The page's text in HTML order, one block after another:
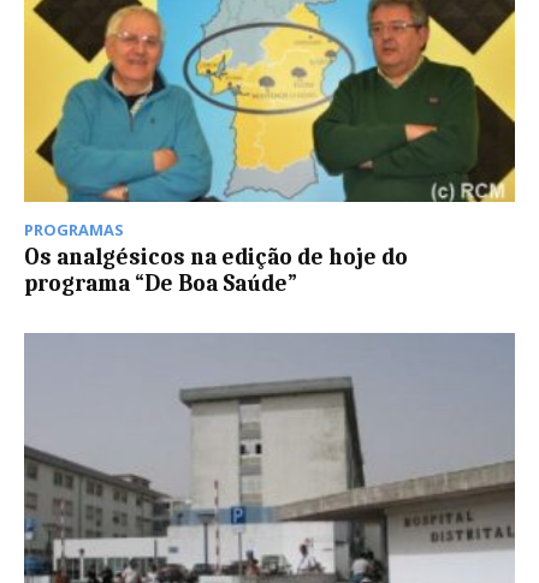
PROGRAMAS
Os analgésicos na edição de hoje do
programa “De Boa Saúde”